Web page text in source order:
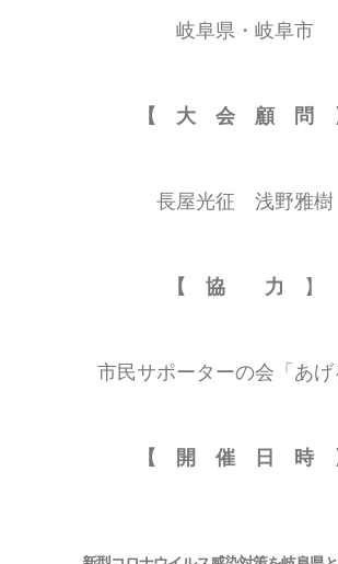
岐阜県・岐阜市
【 大 会 顧 問
長屋光征 浅野雅樹
【 協 力 】
市民サポーターの会「あげ
【 開 催 日 時